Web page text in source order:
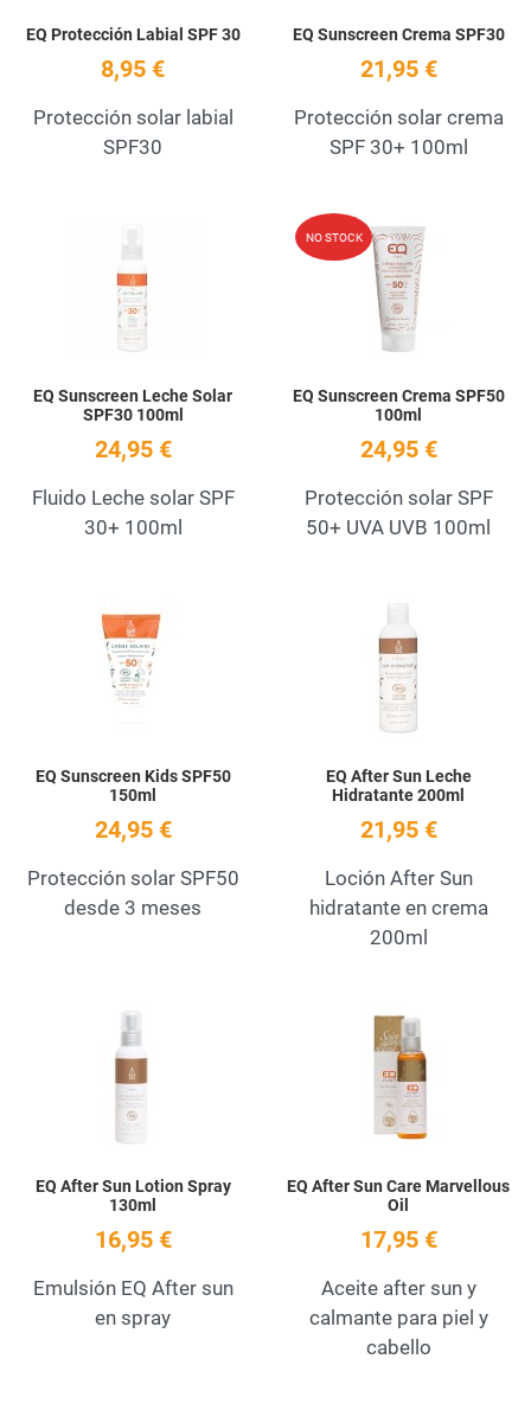
EQ Protección Labial SPF 30
8,95 €
Protección solar labial
SPF30
EQ Sunscreen Crema SPF30
21,95 €
Protección solar crema
SPF 30+ 100ml
Add to Wishlist
EQ Sunscreen Leche Solar
SPF30 100ml
24,95 €
Fluido Leche solar SPF
30+ 100ml
NO STOCK
EQ Sunscreen Crema SPF50
100ml
24,95 €
Protección solar SPF
50+ UVA UVB 100ml
Add to Wishlist
EQ Sunscreen Kids SPF50
150ml
24,95 €
Protección solar SPF50
desde 3 meses
EQ After Sun Leche
Hidratante 200ml
21,95 €
Loción After Sun
hidratante en crema
200ml
Add to Wishlist
EQ After Sun Lotion Spray
130ml
16,95 €
Emulsión EQ After sun
en spray
EQ After Sun Care Marvellous
Oil
17,95 €
Aceite after sun y
calmante para piel y
cabello